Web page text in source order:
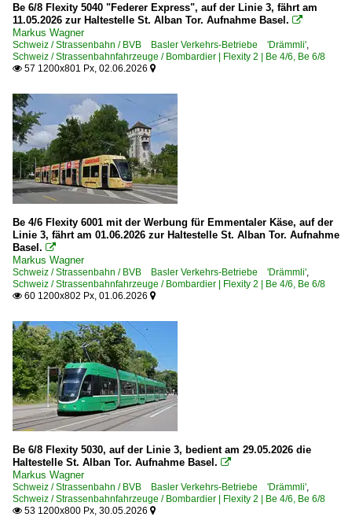
Be 6/8 Flexity 5040 "Federer Express", auf der Linie 3, fährt am
11.05.2026 zur Haltestelle St. Alban Tor. Aufnahme Basel. 
Markus Wagner
Schweiz / Strassenbahn / BVB Basler Verkehrs-Betriebe 'Drämmli'
Schweiz / Strassenbahnfahrzeuge / Bombardier | Flexity 2 | Be 4/6, Be 6/8
 57 1200x801 Px, 02.06.2026 
Be 4/6 Flexity 6001 mit der Werbung für Emmentaler Käse, auf der
Linie 3, fährt am 01.06.2026 zur Haltestelle St. Alban Tor. Aufnahme
Basel. 
Markus Wagner
Schweiz / Strassenbahn / BVB Basler Verkehrs-Betriebe 'Drämmli'
Schweiz / Strassenbahnfahrzeuge / Bombardier | Flexity 2 | Be 4/6, Be 6/8
 60 1200x802 Px, 01.06.2026 
Be 6/8 Flexity 5030, auf der Linie 3, bedient am 29.05.2026 die
Haltestelle St. Alban Tor. Aufnahme Basel. 
Markus Wagner
Schweiz / Strassenbahn / BVB Basler Verkehrs-Betriebe 'Drämmli'
Schweiz / Strassenbahnfahrzeuge / Bombardier | Flexity 2 | Be 4/6, Be 6/8
 53 1200x800 Px, 30.05.2026 